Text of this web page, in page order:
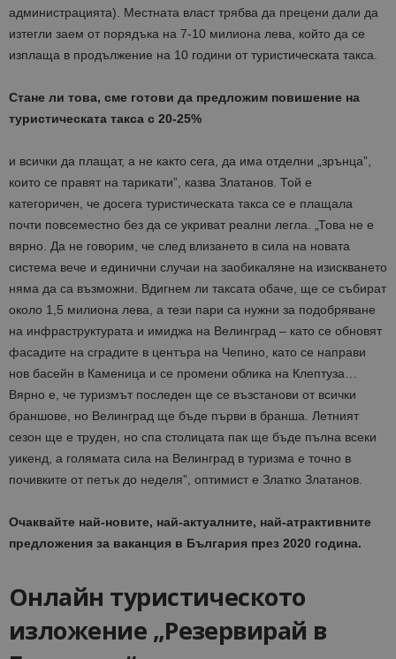
администрацията). Местната власт трябва да прецени дали да
изтегли заем от порядъка на 7-10 милиона лева, който да се
изплаща в продължение на 10 години от туристическата такса.
Стане ли това, сме готови да предложим повишение на
туристическата такса с 20-25%
и всички да плащат, а не както сега, да има отделни „зрънца”,
които се правят на тарикати”, казва Златанов. Той е
категоричен, че досега туристическата такса се е плащала
почти повсеместно без да се укриват реални легла. „Това не е
вярно. Да не говорим, че след влизането в сила на новата
система вече и единични случаи на заобикаляне на изискването
няма да са възможни. Вдигнем ли таксата обаче, ще се събират
около 1,5 милиона лева, а тези пари са нужни за подобряване
на инфраструктурата и имиджа на Велинград – като се обновят
фасадите на сградите в центъра на Чепино, като се направи
нов басейн в Каменица и се промени облика на Клептуза…
Вярно е, че туризмът последен ще се възстанови от всички
браншове, но Велинград ще бъде първи в бранша. Летният
сезон ще е труден, но спа столицата пак ще бъде пълна всеки
уикенд, а голямата сила на Велинград в туризма е точно в
почивките от петък до неделя”, оптимист е Златко Златанов.
Очаквайте най-новите, най-актуалните, най-атрактивните
предложения за ваканция в България през 2020 година.
Онлайн туристическото
изложение „Резервирай в